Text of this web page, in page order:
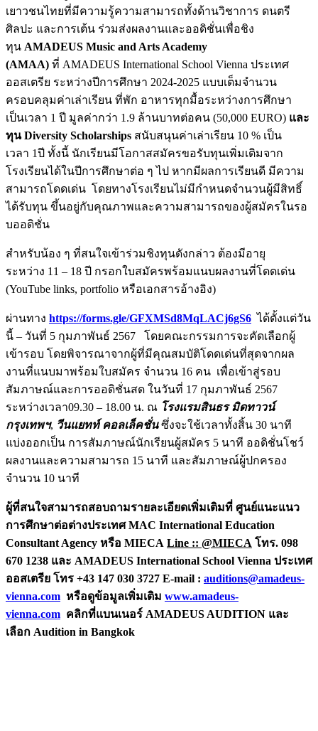
เยาวชนไทยที่มีความรู้ความสามารถทั้งด้านวิชาการ ดนตรี
ศิลปะ และการเต้น ร่วมส่งผลงานและออดิชั่นเพื่อชิง
ทุน AMADEUS Music and Arts Academy
(AMAA) ที่ AMADEUS International School Vienna ประเทศ
ออสเตรีย ระหว่างปีการศึกษา 2024-2025 แบบเต็มจำนวน
ครอบคลุมค่าเล่าเรียน ที่พัก อาหารทุกมื้อระหว่างการศึกษา
เป็นเวลา 1 ปี มูลค่ากว่า 1.9 ล้านบาทต่อคน (50,000 EURO) และ
ทุน Diversity Scholarships สนับสนุนค่าเล่าเรียน 10 % เป็น
เวลา 1ปี ทั้งนี้ นักเรียนมีโอกาสสมัครขอรับทุนเพิ่มเติมจาก
โรงเรียนได้ในปีการศึกษาต่อ ๆ ไป หากมีผลการเรียนดี มีความ
สามารถโดดเด่น โดยทางโรงเรียนไม่มีกำหนดจำนวนผู้มีสิทธิ์
ได้รับทุน ขึ้นอยู่กับคุณภาพและความสามารถของผู้สมัครในรอ
บออดิชั่น
สำหรับน้อง ๆ ที่สนใจเข้าร่วมชิงทุนดังกล่าว ต้องมีอายุ
ระหว่าง 11 – 18 ปี กรอกใบสมัครพร้อมแนบผลงานที่โดดเด่น
(YouTube links, portfolio หรือเอกสารอ้างอิง)
ผ่านทาง https://forms.gle/GFXMSd8MqLACj6gS6 ได้ตั้งแต่วัน
นี้ – วันที่ 5 กุมภาพันธ์ 2567 โดยคณะกรรมการจะคัดเลือกผู้
เข้ารอบ โดยพิจารณาจากผู้ที่มีคุณสมบัติโดดเด่นที่สุดจากผล
งานที่แนบมาพร้อมใบสมัคร จำนวน 16 คน เพื่อเข้าสู่รอบ
สัมภาษณ์และการออดิชั่นสด ในวันที่ 17 กุมภาพันธ์ 2567
ระหว่างเวลา09.30 – 18.00 น. ณ โรงแรมสินธร มิดทาวน์
กรุงเทพฯ, วีนแยทท์ คอลเล็คชั่นซึ่งจะใช้เวลาทั้งสิ้น 30 นาที
แบ่งออกเป็น การสัมภาษณ์นักเรียนผู้สมัคร 5 นาที ออดิชั่นโชว์
ผลงานและความสามารถ 15 นาที และสัมภาษณ์ผู้ปกครอง
จำนวน 10 นาที
ผู้ที่สนใจสามารถสอบถามรายละเอียดเพิ่มเติมที่ ศูนย์แนะแนว
การศึกษาต่อต่างประเทศ MAC International Education
Consultant Agency หรือ MIECA Line :: @MIECA โทร. 098
670 1238 และ AMADEUS International School Vienna ประเทศ
ออสเตรีย โทร +43 147 030 3727 E-mail : auditions@amadeus-
vienna.com หรือดูข้อมูลเพิ่มเติม www.amadeus-
vienna.com คลิกที่แบนเนอร์ AMADEUS AUDITION และ
เลือก Audition in Bangkok